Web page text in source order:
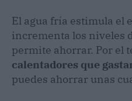
El agua fría estimula el
incrementa los niveles
permite ahorrar. Por el
calentadores que
puedes ahorrar unas